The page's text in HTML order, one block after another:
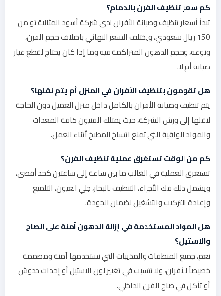
كم سعر تنظيف الفرن بالدمام؟
تبدأ أسعار تنظيف وصيانة الأفران لدى شركة أسود المثالية تو من
150 ريال سعودي، ويختلف السعر النهائي باختلاف حجم الفرن،
ونوعه، وحجم الدهون المتراكمة فيه وما إذا كان يحتاج لقطع غيار
صيانة أم لا.
هل تقومون بتنظيف الأفران في المنزل أم يتم نقلها؟
يتم تنظيف وصيانة الأفران بالكامل داخل منزل العميل دون الحاجة
لنقلها إلى ورش الشركة، حيث يمتلك الفنيون كافة المعدات
والمواد الواقية التي تمنع اتساخ المطبخ أثناء العمل.
كم من الوقت تستغرق عملية تنظيف الفرن؟
تستغرق العملية في الغالب ما بين ساعة إلى ساعتين كحد أقصى،
ويشمل ذلك فك الأجزاء، التنظيف بالبخار، جلي العيون، التلميع
وإعادة التركيب والتشغيل لضمان الجودة.
هل المواد المستخدمة في إزالة الدهون آمنة على الصاج
والاستيل؟
نعم، جميع المنظفات والمذيبات التي نستخدمها آمنة ومصممة
خصيصاً للأفران، ولا تتسبب في تغيير لون الاستيل أو إحداث خدوش
أو تآكل في صاج الفرن الداخلي.